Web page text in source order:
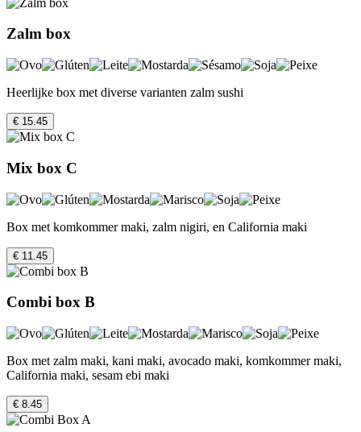
Zalm box
Heerlijke box met diverse varianten zalm sushi
€ 15.45
Mix box C
Box met komkommer maki, zalm nigiri, en California maki
€ 11.45
Combi box B
Box met zalm maki, kani maki, avocado maki, komkommer maki,
California maki, sesam ebi maki
€ 8.45